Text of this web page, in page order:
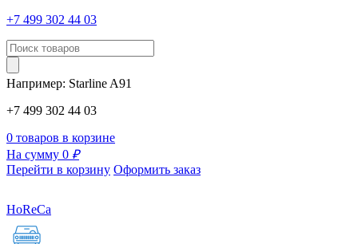
+7 499 302 44 03
Например: Starline A91
+7 499 302 44 03
0 товаров в корзине
На сумму 0 ₽
Перейти в корзину Оформить заказ
HoReCa